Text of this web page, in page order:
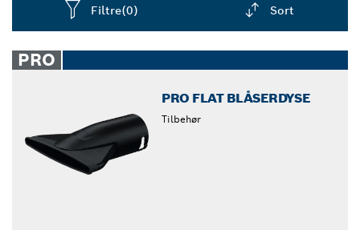
Filtre(0) Sort
closed
PRO
PRO FLAT BLÅSERDYSE
Tilbehør